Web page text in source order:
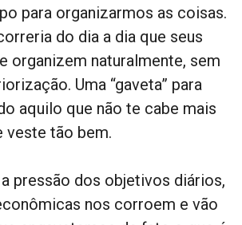
para organizarmos as coisas.
do dia a dia que seus
organizem naturalmente, sem
Uma “gaveta” para
aquilo que não te cabe mais
veste tão bem.
pressão dos objetivos diários,
nos corroem e vão